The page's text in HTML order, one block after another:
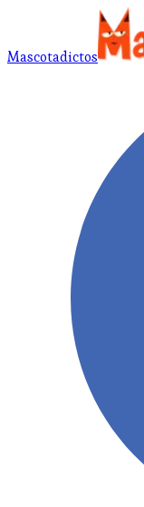
Mascotadictos